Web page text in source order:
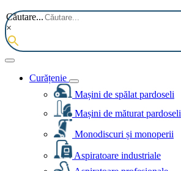
Căutare...
×
Curățenie
Mașini de spălat pardoseli
Mașini de măturat pardoseli
Monodiscuri și monoperii
Aspiratoare industriale